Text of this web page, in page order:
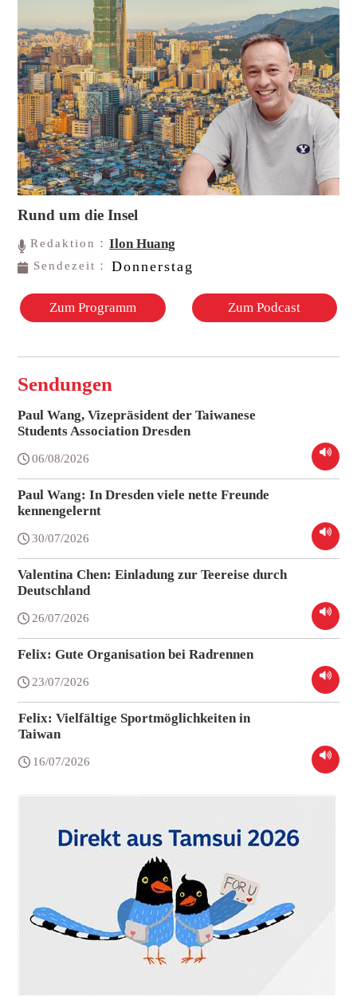
Rund um die Insel
Redaktion：Ilon Huang
Sendezeit： Donnerstag
Zum Programm Zum Podcast
Sendungen
Paul Wang, Vizepräsident der Taiwanese
Students Association Dresden
06/08/2026
Paul Wang: In Dresden viele nette Freunde
kennengelernt
30/07/2026
Valentina Chen: Einladung zur Teereise durch
Deutschland
26/07/2026
Felix: Gute Organisation bei Radrennen
23/07/2026
Felix: Vielfältige Sportmöglichkeiten in
Taiwan
16/07/2026